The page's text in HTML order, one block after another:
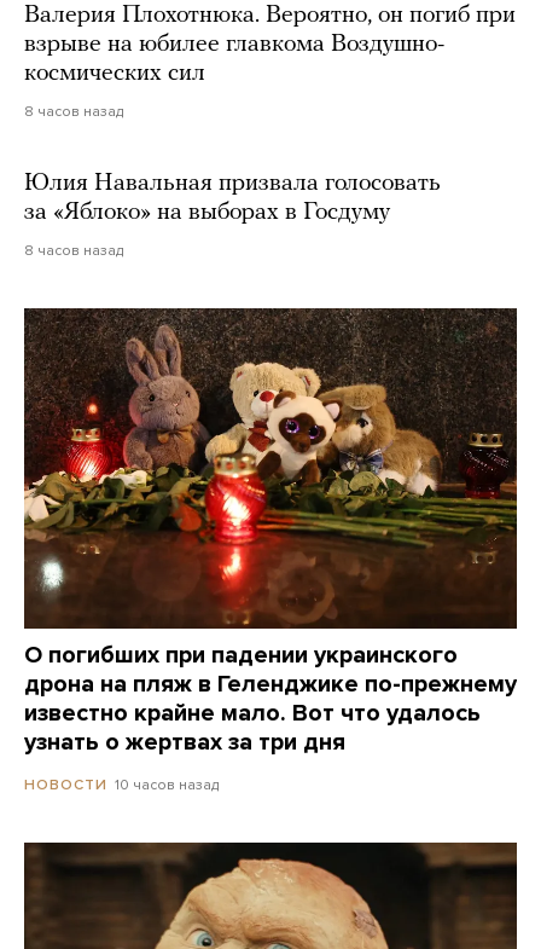
Валерия Плохотнюка. Вероятно, он погиб при
взрыве на юбилее главкома Воздушно-
космических сил
8 часов назад
Юлия Навальная призвала голосовать
за «Яблоко» на выборах в Госдуму
8 часов назад
О погибших при падении украинского
дрона на пляж в Геленджике по-прежнему
известно крайне мало. Вот что удалось
узнать о жертвах за три дня
НОВОСТИ 10 часов назад